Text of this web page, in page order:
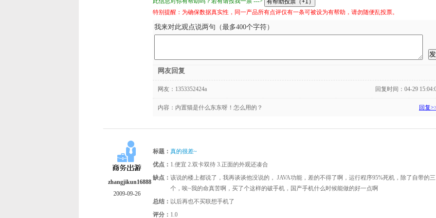
特别提醒：为确保数据真实性，同一产品所有点评仅有一条可被设为有帮助，请勿随便乱投票。
我来对此观点说两句（最多400个字符）
网友回复
网友： 1353352424a 回复时间：04-29
内容：内置猫是什么东东呀！怎么用的？ 回复
zhangjikun16888
2009-09-26
标题： 真的很差~
优点： 1.便宜 2.双卡双待 3.正面的外观还凑合
缺点： 该说的楼上都说了，我再谈谈他没说的， JAVA功能，差的不得了啊，运行程序95%死机，除了自带的三
个，唉~我的命真苦啊，买了个这样的破手机，国产手机什么时候能做的好一点啊
总结： 以后再也不买联想手机了
评分： 1.0